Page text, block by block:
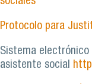
Protocolo para
Sistema electrónico
asistente social